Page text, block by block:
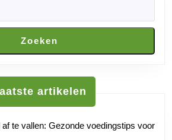
Zoeken
artikelen
te vallen: Gezonde voedingstips voor